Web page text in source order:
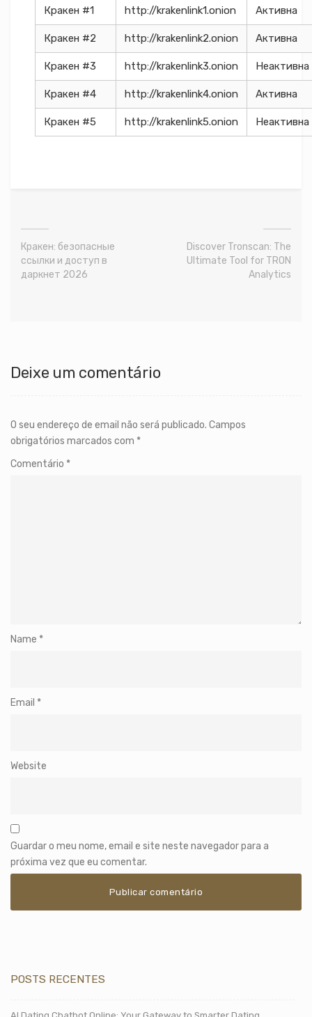
Кракен #1 http://krakenlink1.onion Активна
Кракен #2 http://krakenlink2.onion Активна
Кракен #3 http://krakenlink3.onion Неактивна
Кракен #4 http://krakenlink4.onion Активна
Кракен #5 http://krakenlink5.onion Неактивна
Кракен: безопасные
ссылки и доступ в
даркнет 2026
Discover Tronscan: The
Ultimate Tool for TRON
Analytics
Deixe um comentário
O seu endereço de email não será publicado. Campos
obrigatórios marcados com *
Comentário *
Name *
Email *
Website
Guardar o meu nome, email e site neste navegador para a
próxima vez que eu comentar.
POSTS RECENTES